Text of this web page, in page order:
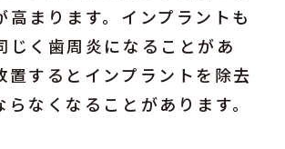
高まります。インプラントも
じく歯周炎になることがあ
置するとインプラントを除去
らなくなることがあります。